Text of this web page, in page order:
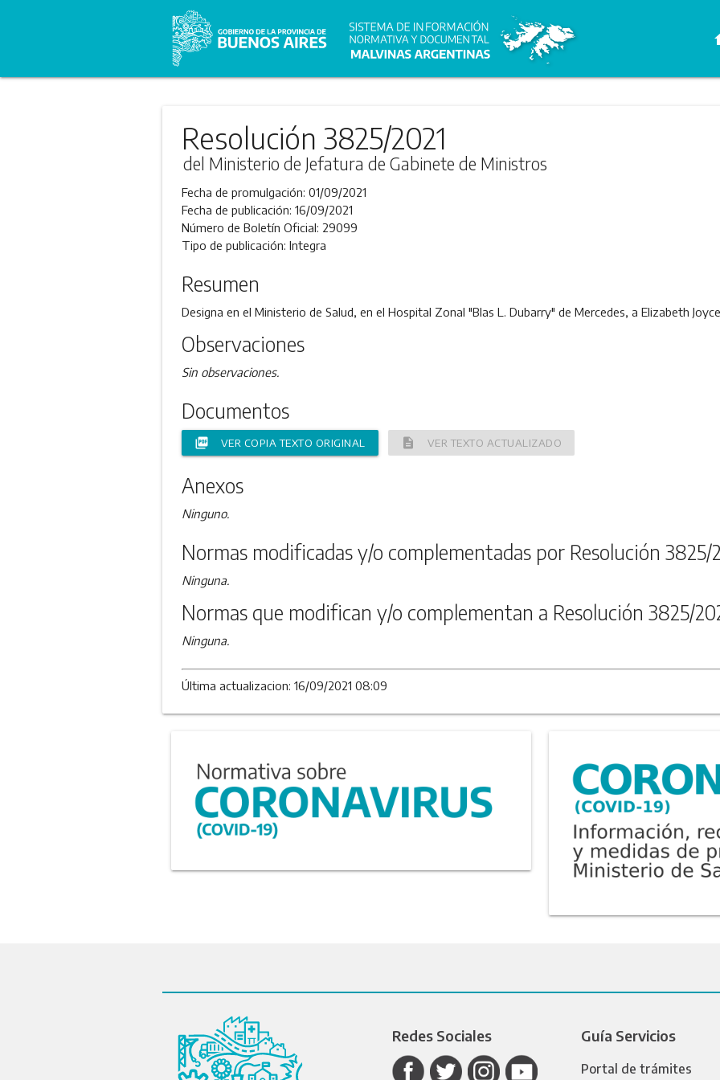
Resolución 3825/2021
del Ministerio de Jefatura de Gabinete de Ministros
Fecha de promulgación: 01/09/2021
Fecha de publicación: 16/09/2021
Número de Boletín Oficial: 29099
Tipo de publicación: Integra
Resumen
Designa en el Ministerio de Salud, en el Hospital Zonal "Blas L. Dubarry" de Mercedes, a Elizabeth
Observaciones
Sin observaciones.
Documentos
picture_as_pdf VER COPIA TEXTO ORIGINAL description VER TEXTO ACTUALIZADO
Anexos
Ninguno.
Normas modificadas y/o complementadas por Resolución 3825/
Ninguna.
Normas que modifican y/o complementan a Resolución 3825/
Ninguna.
Última actualizacion: 16/09/2021 08:09
Redes Sociales Guía Servicios
Portal de trámites